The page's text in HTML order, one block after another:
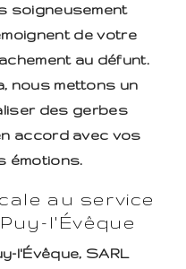
soigneusement
de votre
au défunt.
nous mettons un
des gerbes
accord avec vos
émotions.
au service
l'Évêque
l'Évêque, SARL